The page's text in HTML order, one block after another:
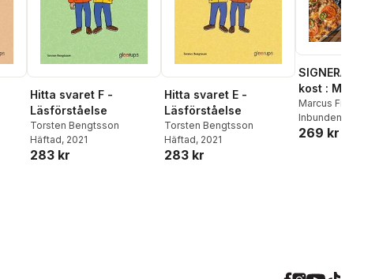
Hitta svaret F -
Läsförståelse
Torsten Bengtsson
Häftad, 2021
283 kr
Hitta svaret E -
Läsförståelse
Torsten Bengtsson
Häftad, 2021
283 kr
SIGNERAD -
kost :
matlådor
Marcus Frank
Inbunden
269 kr